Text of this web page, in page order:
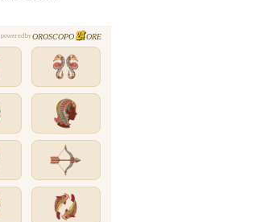
powered byOROSCOPO ORE